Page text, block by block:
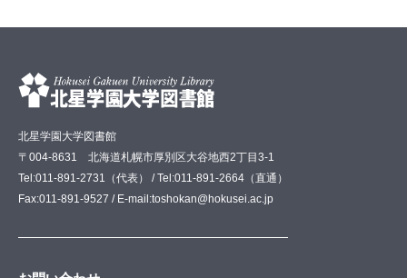
北星学園大学図書館
〒004-8631 北海道札幌市厚別区大谷地西2丁目3-1
Tel:011-891-2731（代表） / Tel:011-891-2664（直通）
Fax:011-891-9527 / E-mail:toshokan@hokusei.ac.jp